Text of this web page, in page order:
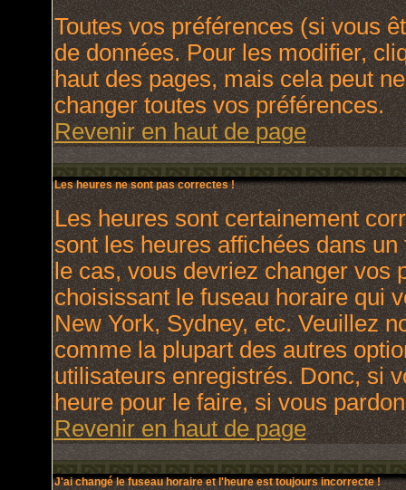
Toutes vos préférences (si vous
de données. Pour les modifier,
haut des pages, mais cela peut
changer toutes vos préférences.
Revenir en haut de page
Les heures ne sont pas correctes !
Les heures sont certainement
sont les heures affichées dans
le cas, vous devriez changer vos
choisissant le fuseau horaire qui
New York, Sydney, etc. Veuillez
comme la plupart des autres
utilisateurs enregistrés. Donc, si
heure pour le faire, si vous
Revenir en haut de page
J'ai changé le fuseau horaire et l'heure est toujours incorrecte !